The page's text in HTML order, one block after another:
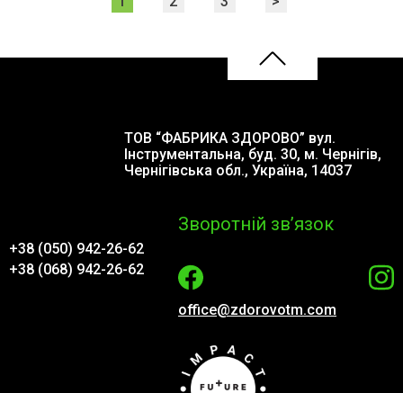
ТОВ “ФАБРИКА ЗДОРОВО” вул.
Інструментальна, буд. 30, м. Чернігів,
Чернігівська обл., Україна, 14037
+38 (050) 942-26-62
+38 (068) 942-26-62
Зворотній зв’язок
office@zdorovotm.com